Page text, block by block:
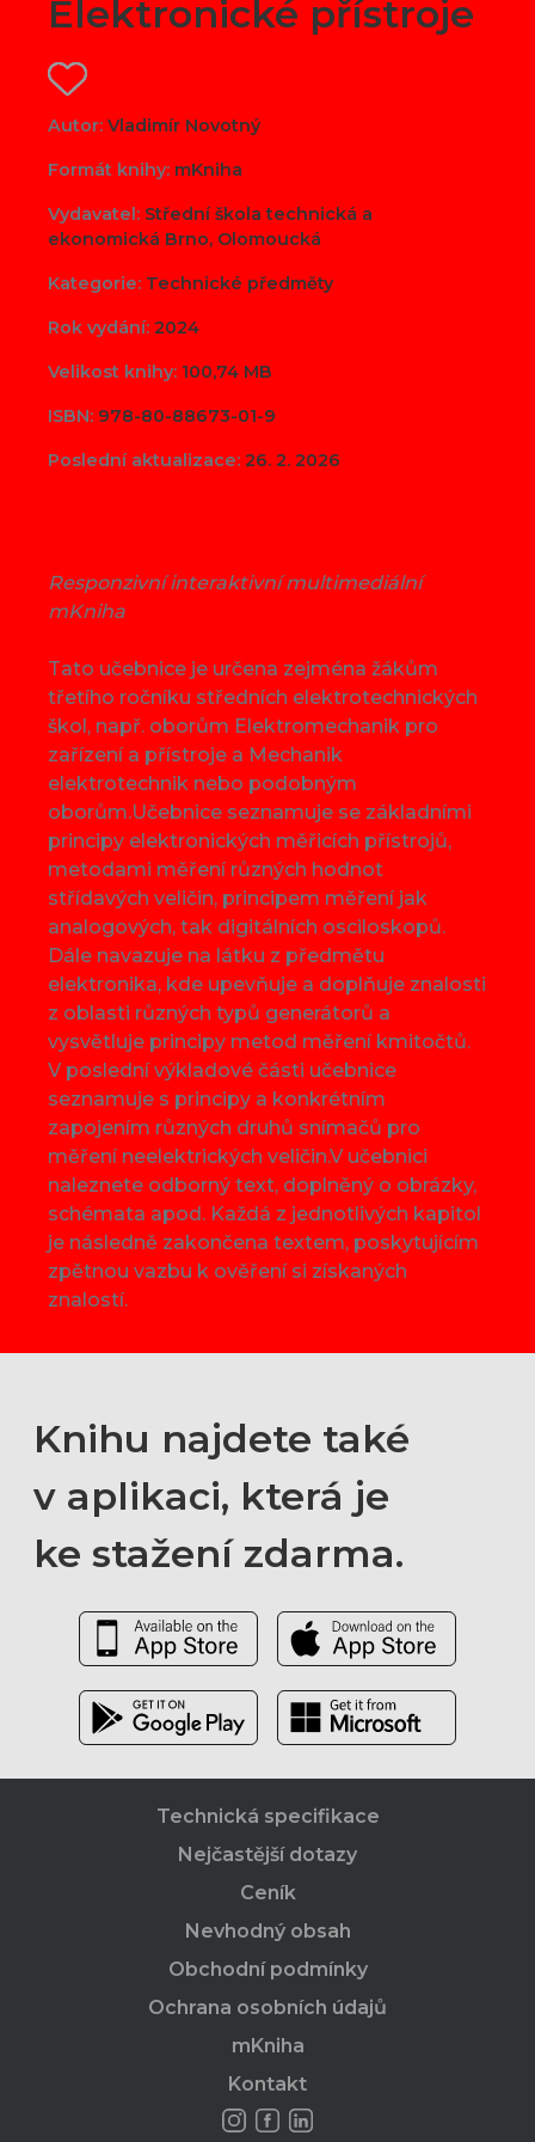
Elektronické přístroje
Autor: Vladimír Novotný
Formát knihy: mKniha
Vydavatel: Střední škola technická a
ekonomická Brno, Olomoucká
Kategorie: Technické předměty
Rok vydání: 2024
Velikost knihy: 100,74 MB
ISBN: 978-80-88673-01-9
Poslední aktualizace: 26. 2. 2026
Responzivní interaktivní multimediální
mKniha
Tato učebnice je určena zejména žákům
třetího ročníku středních elektrotechnických
škol, např. oborům Elektromechanik pro
zařízení a přístroje a Mechanik
elektrotechnik nebo podobným
oborům.Učebnice seznamuje se základními
principy elektronických měřicích přístrojů,
metodami měření různých hodnot
střídavých veličin, principem měření jak
analogových, tak digitálních osciloskopů.
Dále navazuje na látku z předmětu
elektronika, kde upevňuje a doplňuje znalosti
z oblasti různých typů generátorů a
vysvětluje principy metod měření kmitočtů.
V poslední výkladové části učebnice
seznamuje s principy a konkrétním
zapojením různých druhů snímačů pro
měření neelektrických veličin.V učebnici
naleznete odborný text, doplněný o obrázky,
schémata apod. Každá z jednotlivých kapitol
je následně zakončena textem, poskytujícím
zpětnou vazbu k ověření si získaných
znalostí.
Knihu najdete také
v aplikaci, která je
ke stažení zdarma.
Technická specifikace
Nejčastější dotazy
Ceník
Nevhodný obsah
Obchodní podmínky
Ochrana osobních údajů
mKniha
Kontakt